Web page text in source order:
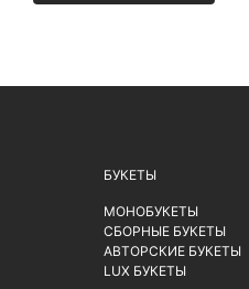
БУКЕТЫ
МОНОБУКЕТЫ
СБОРНЫЕ БУКЕТЫ
АВТОРСКИЕ БУКЕТЫ
LUX БУКЕТЫ